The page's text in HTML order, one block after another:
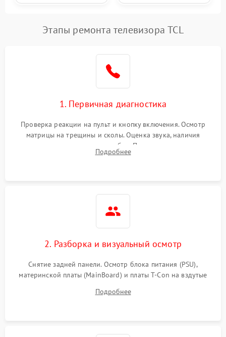
Этапы ремонта телевизора TCL
1. Первичная диагностика
Проверка реакции на пульт и кнопку включения. Осмотр
матрицы на трещины и сколы. Оценка звука, наличия
подсветки и индикаторов ошибок. Подключение тестовых
источников сигнала для выявления симптомов поломки.
Подробнее
2. Разборка и визуальный осмотр
Снятие задней панели. Осмотр блока питания (PSU),
материнской платы (MainBoard) и платы T-Con на вздутые
Проверка надежности фиксации и целостности шлейфов.
Подробнее